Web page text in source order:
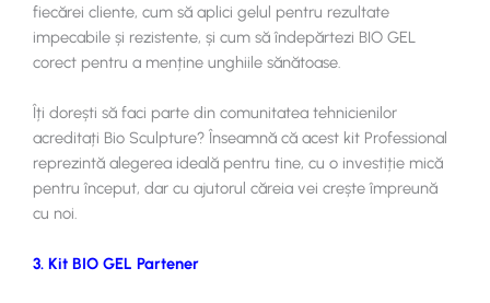
fiecărei cliente, cum să aplici gelul pentru rezultate
impecabile și rezistente, și cum să îndepărtezi BIO GEL
corect pentru a menține unghiile sănătoase.
Îți dorești să faci parte din comunitatea tehnicienilor
acreditați Bio Sculpture? Înseamnă că acest kit Professional
reprezintă alegerea ideală pentru tine, cu o investiție mică
pentru început, dar cu ajutorul căreia vei crește împreună
cu noi.
3. Kit BIO GEL Partener